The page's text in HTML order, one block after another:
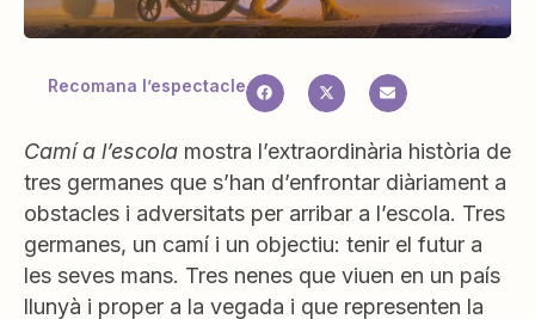
Recomana l’espectacle
Camí a l’escola mostra l’extraordinària història de
tres germanes que s’han d’enfrontar diàriament a
obstacles i adversitats per arribar a l’escola. Tres
germanes, un camí i un objectiu: tenir el futur a
les seves mans. Tres nenes que viuen en un país
llunyà i proper a la vegada i que representen la